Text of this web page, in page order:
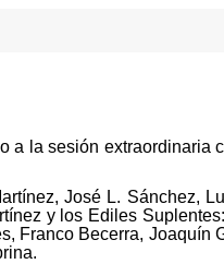
a la sesión extraordinaria
José L. Sánchez,
y los Ediles
Franco Becerra, Joaquín